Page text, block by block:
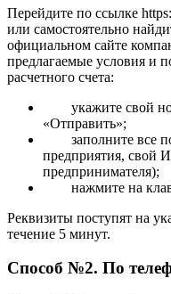
Перейдите по ссылке
или самостоятельно
официальном сайте
предлагаемые условия и
расчетного счета:
укажите свой
«Отправить»;
заполните все
предприятия, свой
предпринимателя);
нажмите на
Реквизиты поступят на
течение 5 минут.
Способ №2. По